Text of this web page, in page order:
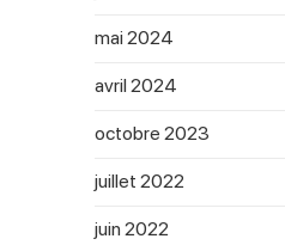
mai 2024
avril 2024
octobre 2023
juillet 2022
juin 2022